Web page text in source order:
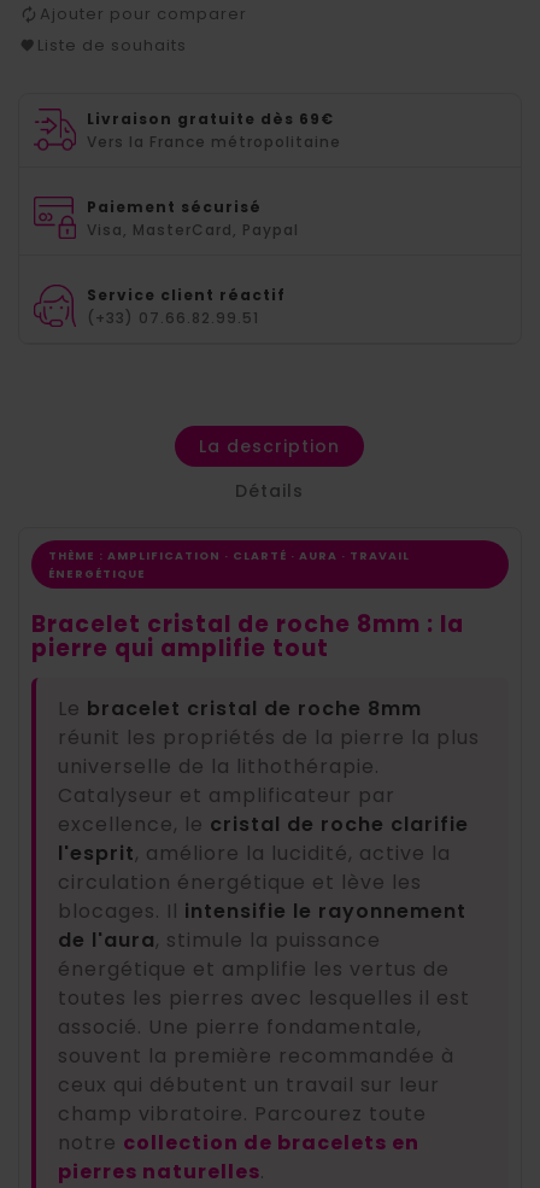
Ajouter pour comparer
Liste de souhaits
Livraison gratuite dès 69€
Vers la France métropolitaine
Paiement sécurisé
Visa, MasterCard, Paypal
Service client réactif
(+33) 07.66.82.99.51
La description
Détails
THÈME : AMPLIFICATION · CLARTÉ · AURA · TRAVAIL
ÉNERGÉTIQUE
Bracelet cristal de roche 8mm : la
pierre qui amplifie tout
Le bracelet cristal de roche 8mm
réunit les propriétés de la pierre la plus
universelle de la lithothérapie.
Catalyseur et amplificateur par
excellence, le cristal de roche clarifie
l'esprit, améliore la lucidité, active la
circulation énergétique et lève les
blocages. Il intensifie le rayonnement
de l'aura, stimule la puissance
énergétique et amplifie les vertus de
toutes les pierres avec lesquelles il est
associé. Une pierre fondamentale,
souvent la première recommandée à
ceux qui débutent un travail sur leur
champ vibratoire. Parcourez toute
notre collection de bracelets en
pierres naturelles.